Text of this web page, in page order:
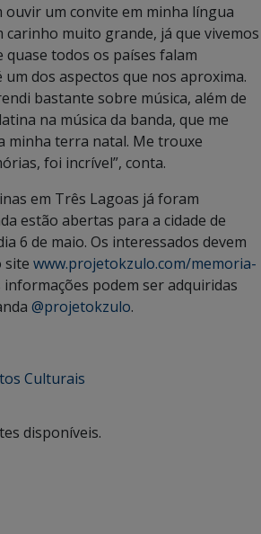
ouvir um convite em minha língua
carinho muito grande, já que vivemos
todos os países falam
dos aspectos que nos aproxima.
bastante sobre música, além de
na música da banda, que me
minha terra natal. Me trouxe
foi incrível”, conta.
em Três Lagoas já foram
estão abertas para a cidade de
6 de maio. Os interessados devem
site www.projetokzulo.com/memoria-
informações podem ser adquiridas
@projetokzulo.
Culturais
disponíveis.